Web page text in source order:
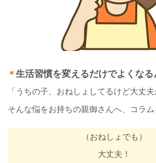
生活習慣を変えるだけでよくなる
「うちの子、おねしょしてるけど大丈夫
そんな悩をお持ちの親御さんへ、コラム
（おねしょでも）
大丈夫！